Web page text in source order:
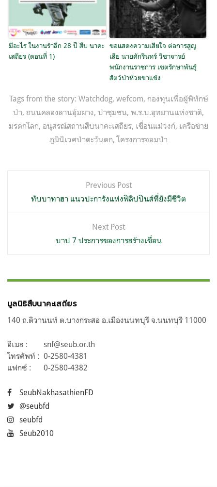
มีอะไร ในงานรำลึก 28 ปี สืบ นาคะ
เสถียร (ตอนที่ 1)
ขอแสดงความเสียใจ ต่อการสูญ
เสีย นายศักรินทร์ วิชาจารย์
พนักงานราชการ เขตรักษาพันธุ์
สัตว์ป่าห้วยขาแข้ง
Tags from the story: Watchdog, wefcom, กองทุนเพื่อผู้พิทักษ์
ป่า, ถนนคลองลานอุ้มผาง, ป่าชุมชน, พ.ร.บ.อุทยานแห่งชาติ,
มรดกโลก, อนุสรณ์สถานสืบนาคะเสถียร, เขื่อนแม่วงก์, เครือข่าย
ภูมินิเวศป่าตะวันตก,โครงการจอมป่า
เรื่อง
Previous Post
ทับบาทาฮา แนวปะการังแห่งฟิลิปปินส์ที่ยังมีชีวิต
Next Post
บาป 7 ประการของการสร้างเขื่อน
มูลนิธิสืบนาคะเสถียร
140 ถ.ติวานนท์ ต.บางกระสอ อ.เมืองนนทบุรี จ.นนทบุรี 11000
อีเมล :
snf@seub.or.th
โทรศัพท์ : 0-2580-4381
แฟกซ์ :
0-2580-4382
SeubNakhasathienFD
@seubfd
seubfd
Seub2010